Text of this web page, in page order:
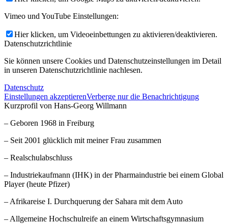
Vimeo und YouTube Einstellungen:
Hier klicken, um Videoeinbettungen zu aktivieren/deaktivieren.
Datenschutzrichtlinie
Sie können unsere Cookies und Datenschutzeinstellungen im Detail
in unseren Datenschutzrichtlinie nachlesen.
Datenschutz
Einstellungen akzeptierenVerberge nur die Benachrichtigung
Kurzprofil von Hans-Georg Willmann
– Geboren 1968 in Freiburg
– Seit 2001 glücklich mit meiner Frau zusammen
– Realschulabschluss
– Industriekaufmann (IHK) in der Pharmaindustrie bei einem Global
Player (heute Pfizer)
– Afrikareise I. Durchquerung der Sahara mit dem Auto
– Allgemeine Hochschulreife an einem Wirtschaftsgymnasium